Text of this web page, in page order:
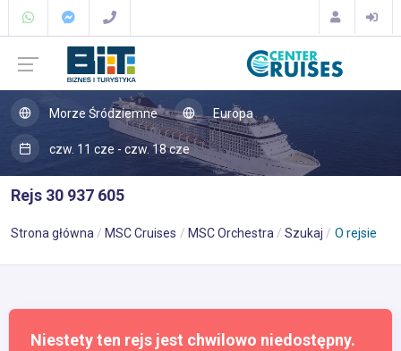
Morze Śródziemne Europa
czw. 11 cze - czw. 18 cze
Rejs 30 937 605
Strona główna MSC Cruises MSC Orchestra Szukaj O rejsie
Niestety ten rejs jest chwilowo niedostępny.